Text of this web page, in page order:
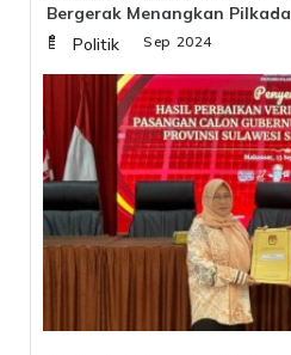
Bergerak Menangkan Pilkada
Sabtu, 07 Sep 2024
Politik